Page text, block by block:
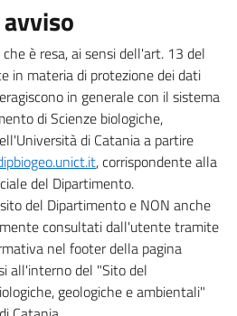
è resa, ai sensi dell'art. 13 del
in materia di protezione dei dati
in generale con il sistema
di Scienze biologiche,
di Catania a partire
, corrispondente alla
del Dipartimento.
del Dipartimento e NON anche
consultati dall'utente tramite
nel footer della pagina
all'interno del "Sito del
geologiche e ambientali"